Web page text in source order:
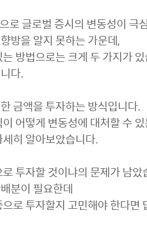
로 글로벌 증시의 변동성이 극
방을 알지 못하는 가운데,
방법으로는 크게 두 가지가
다.
금액을 투자하는 방식입니다.
어떻게 변동성에 대처할 수 있
히 알아보았습니다.
투자할 것이냐의 문제가 남았
분이 필요한데
로 투자할지 고민해야 한다면